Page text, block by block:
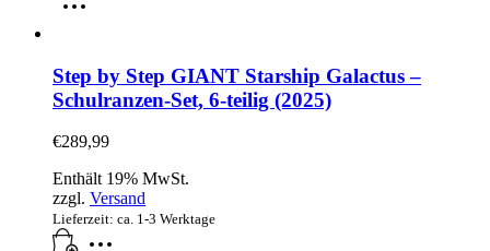
Step by Step GIANT Starship Galactus –
Schulranzen-Set, 6-teilig (2025)
€289,99
Enthält 19% MwSt.
zzgl. Versand
Lieferzeit: ca. 1-3 Werktage